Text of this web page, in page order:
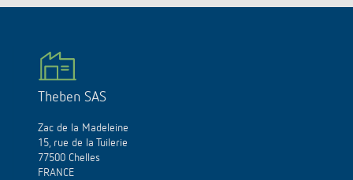
Theben SAS
Zac de la Madeleine
15, rue de la Tuilerie
77500 Chelles
FRANCE